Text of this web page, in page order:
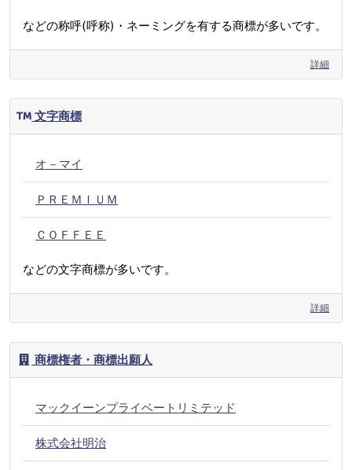
などの称呼(呼称)・ネーミングを有する商標が多いです。
詳細
文字商標
オ－マイ
ＰＲＥＭＩＵＭ
ＣＯＦＦＥＥ
などの文字商標が多いです。
詳細
商標権者・商標出願人
マックイーンプライベートリミテッド
株式会社明治